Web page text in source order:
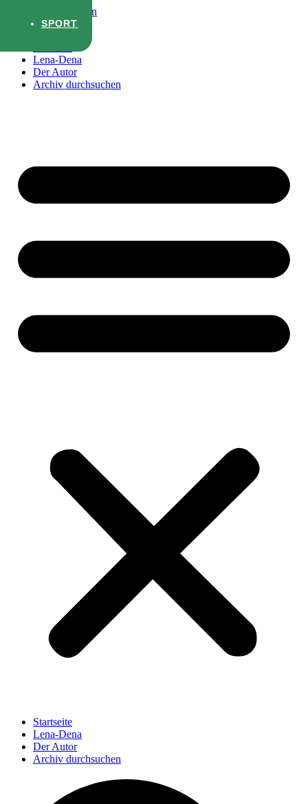
Zum Inhalt wechseln
Lena-Dena
Der Autor
Archiv durchsuchen
Startseite
Lena-Dena
Der Autor
Archiv durchsuchen
SPORT